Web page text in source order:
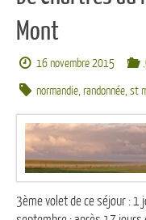
Mont
16 novembre 2015
normandie,randonnée,st
3ème volet de ce séjour : 1